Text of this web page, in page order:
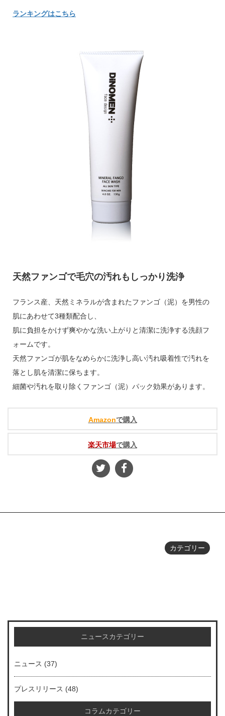
ランキングはこちら
天然ファンゴで毛穴の汚れもしっかり洗浄
フランス産、天然ミネラルが含まれたファンゴ（泥）を男性の
肌にあわせて3種類配合し、
肌に負担をかけず爽やかな洗い上がりと清潔に洗浄する洗顔フ
ォームです。
天然ファンゴが肌をなめらかに洗浄し高い汚れ吸着性で汚れを
落とし肌を清潔に保ちます。
細菌や汚れを取り除くファンゴ（泥）パック効果があります。
Amazonで購入
楽天市場で購入
カテゴリー
ニュースカテゴリー
ニュース (37)
プレスリリース (48)
コラムカテゴリー